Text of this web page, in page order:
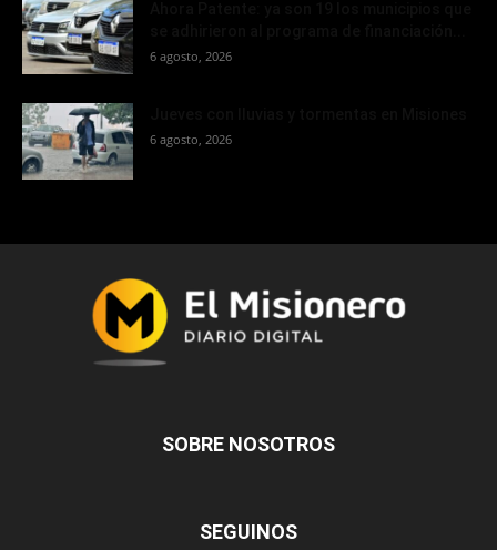
6 agosto, 2026
6 agosto, 2026
SOBRE NOSOTROS
SEGUINOS